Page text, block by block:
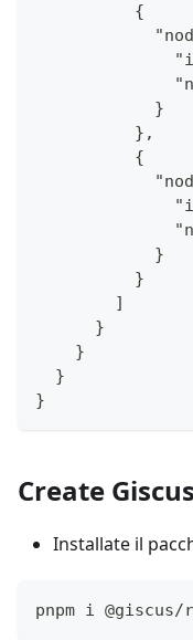
          {
            }
          },
          {
            }
          }
        ]
      }
    }
  }
}
Create
Installate il
pnpm i @giscus/